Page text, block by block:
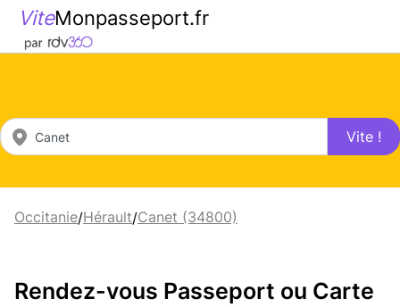
ViteMonpasseport.fr
Vite !
Occitanie/Hérault/Canet (34800)
Rendez-vous Passeport ou Carte